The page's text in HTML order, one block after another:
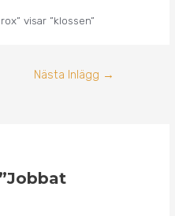
visar ”klossen”
Nästa Inlägg →